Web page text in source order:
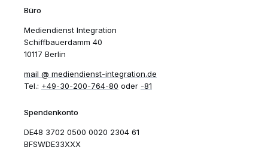
Büro
Mediendienst Integration
Schiffbauerdamm 40
10117 Berlin
mail​
mediendienst-integration.de
Tel.: +49-30-200-764-80 oder -81
Spendenkonto
DE48 3702 0500 0020 2304 61
BFSWDE33XXX